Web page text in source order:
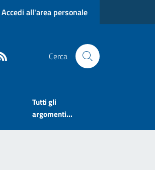
Accedi all'area personale
Cerca
Tutti gli
argomenti...